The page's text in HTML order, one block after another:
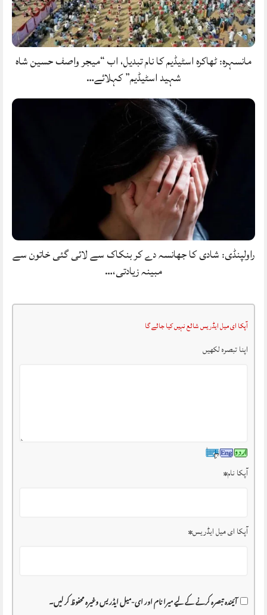
مانسہرہ: ٹھاکرہ اسٹیڈیم کا نام تبدیل، اب “میجر واصف حسین شاہ
شہید اسٹیڈیم” کہلائے…
راولپنڈی: شادی کا جھانسہ دے کر بنکاک سے لائی گئی خاتون سے
مبینہ زیادتی،…
آپکا ای میل ایڈریس شائع نہیں کیا جائے گا
اپنا تبصرہ لکھیں
آپکا نام*
آپکا ای میل ایڈریس*
آئیندہ تبصرہ کرنے کے لیے میرا نام اور ای-میل ایڈریس وغیرہ محفوظ کر لیں۔